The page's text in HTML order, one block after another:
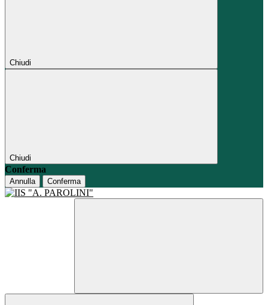
Chiudi
Chiudi
Conferma
Annulla Conferma